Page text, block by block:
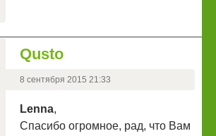
Qusto
8 сентября 2015 21:33
Lenna,
Спасибо огромное, рад, что Вам